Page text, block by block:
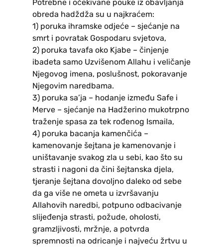
Potrebne i očekivane pouke iz obavljanja
obreda hadždža su u najkraćem:
1) poruka ihramske odjeće – sjećanje na
smrt i povratak Gospodaru svjetova,
2) poruka tavafa oko Kjabe – činjenje
ibadeta samo Uzvišenom Allahu i veličanje
Njegovog imena, poslušnost, pokoravanje
Njegovim naredbama.
3) poruka sa’ja – hodanje između Safe i
Merve – sjećanje na Hadžerino mukotrpno
traženje spasa za tek rođenog Ismaila,
4) poruka bacanja kamenčića –
kamenovanje šejtana je kamenovanje i
uništavanje svakog zla u sebi, kao što su
strasti i nagoni da čini šejtanska djela,
tjeranje šejtana dovoljno daleko od sebe
da ga više ne ometa u izvršavanju
Allahovih naredbi, potpuno odbacivanje
slijeđenja strasti, požude, oholosti,
gramzljivosti, mržnje, a potvrda
spremnosti na odricanje i najveću žrtvu u